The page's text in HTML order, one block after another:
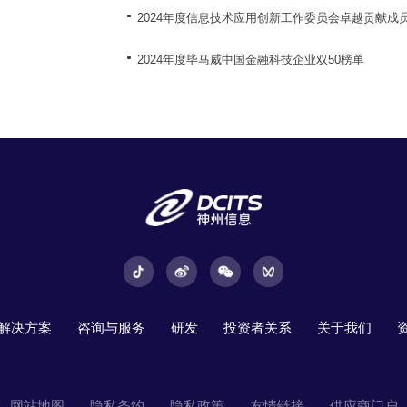
2024年度信息技术应用创新工作委员会卓越贡献成
2024年度毕马威中国金融科技企业双50榜单
决方案 咨询与服务 研发 投资者关系 关于我们